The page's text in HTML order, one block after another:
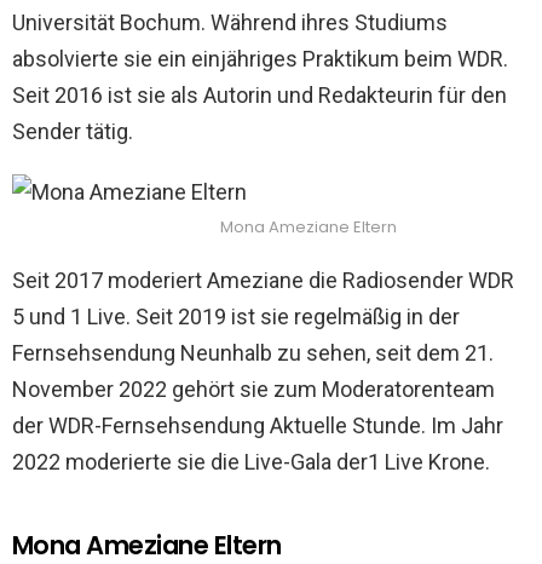
Universität Bochum. Während ihres Studiums
absolvierte sie ein einjähriges Praktikum beim WDR.
Seit 2016 ist sie als Autorin und Redakteurin für den
Sender tätig.
Mona Ameziane Eltern
Seit 2017 moderiert Ameziane die Radiosender WDR
5 und 1 Live. Seit 2019 ist sie regelmäßig in der
Fernsehsendung Neunhalb zu sehen, seit dem 21.
November 2022 gehört sie zum Moderatorenteam
der WDR-Fernsehsendung Aktuelle Stunde. Im Jahr
2022 moderierte sie die Live-Gala der1 Live Krone.
Mona Ameziane Eltern